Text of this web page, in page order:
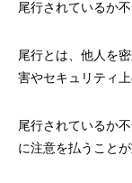
尾行されているか
尾行とは、他人を
害やセキュリティ
尾行されているか
に注意を払うことが